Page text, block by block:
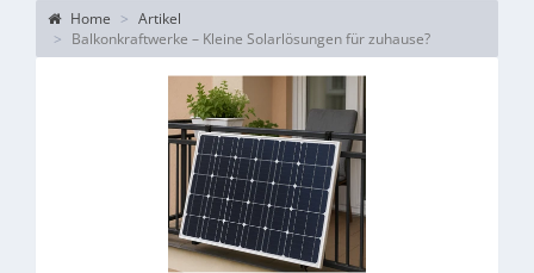
Home
Artikel
Balkonkraftwerke – Kleine Solarlösungen für zuhause?